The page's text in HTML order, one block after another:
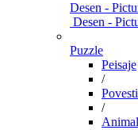
Desen -
Desen -
Puzzle
Peisaje
/
/